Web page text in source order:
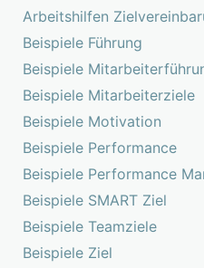
Arbeitshilfen
Beispiele Führung
Beispiele
Beispiele Mitarbeiterziele
Beispiele Motivation
Beispiele Performance
Beispiele Performance
Beispiele SMART Ziel
Beispiele Teamziele
Beispiele Ziel